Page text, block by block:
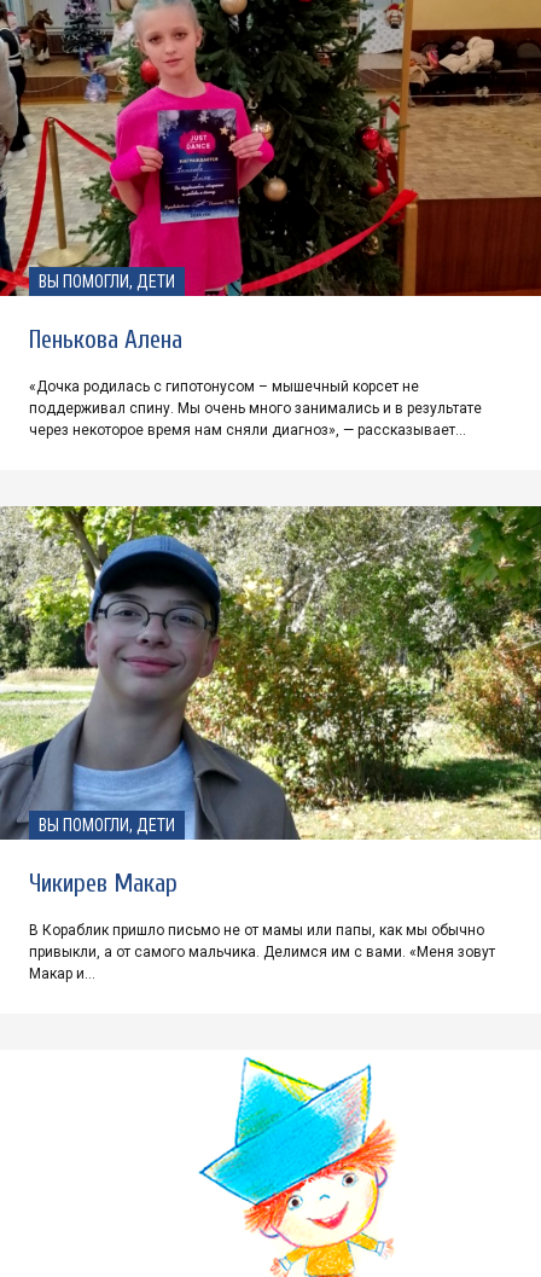
ВЫ ПОМОГЛИ, ДЕТИ
Пенькова Алена
«Дочка родилась с гипотонусом – мышечный корсет не
поддерживал спину. Мы очень много занимались и в результате
через некоторое время нам сняли диагноз», — рассказывает…
ВЫ ПОМОГЛИ, ДЕТИ
Чикирев Макар
В Кораблик пришло письмо не от мамы или папы, как мы обычно
привыкли, а от самого мальчика. Делимся им с вами. «Меня зовут
Макар и…